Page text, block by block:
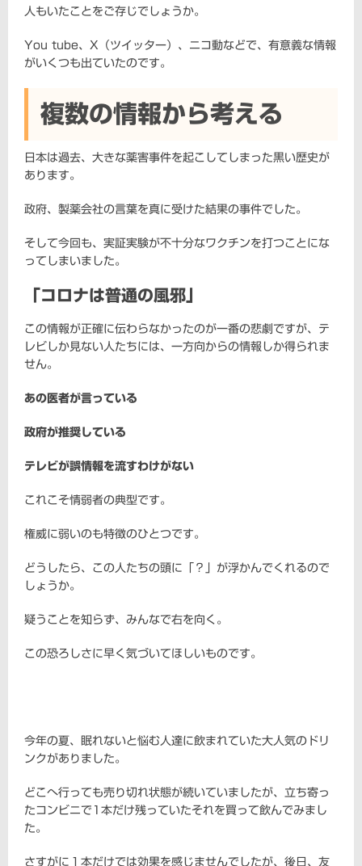
人もいたことをご存じでしょうか。
You tube、X（ツイッター）、ニコ動などで、有意義な情報
がいくつも出ていたのです。
複数の情報から考える
日本は過去、大きな薬害事件を起こしてしまった黒い歴史が
あります。
政府、製薬会社の言葉を真に受けた結果の事件でした。
そして今回も、実証実験が不十分なワクチンを打つことにな
ってしまいました。
「コロナは普通の風邪」
この情報が正確に伝わらなかったのが一番の悲劇ですが、テ
レビしか見ない人たちには、一方向からの情報しか得られま
せん。
あの医者が言っている
政府が推奨している
テレビが誤情報を流すわけがない
これこそ情弱者の典型です。
権威に弱いのも特徴のひとつです。
どうしたら、この人たちの頭に「？」が浮かんでくれるので
しょうか。
疑うことを知らず、みんなで右を向く。
この恐ろしさに早く気づいてほしいものです。
今年の夏、眠れないと悩む人達に飲まれていた大人気のドリ
ンクがありました。
どこへ行っても売り切れ状態が続いていましたが、立ち寄っ
たコンビニで1本だけ残っていたそれを買って飲んでみまし
た。
さすがに１本だけでは効果を感じませんでしたが、後日、友